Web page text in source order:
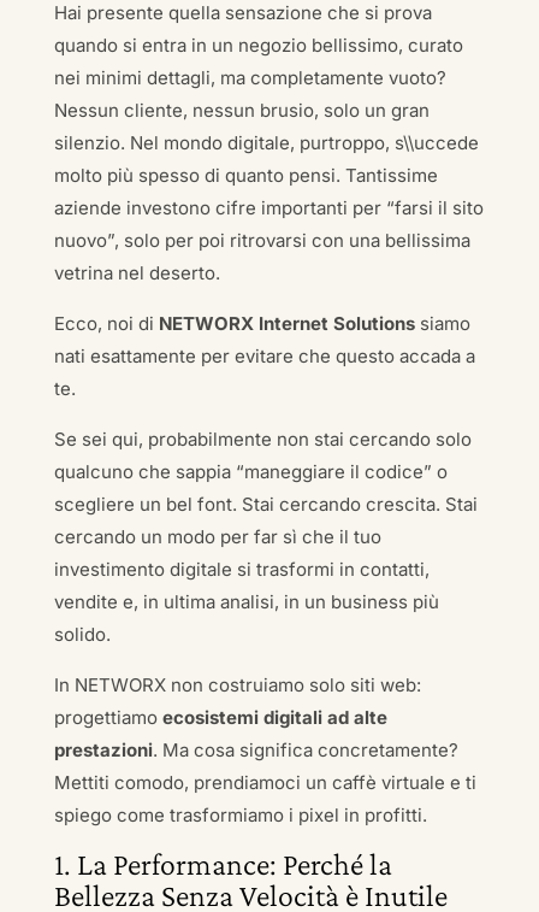
Hai presente quella sensazione che si prova
quando si entra in un negozio bellissimo, curato
nei minimi dettagli, ma completamente vuoto?
Nessun cliente, nessun brusio, solo un gran
silenzio. Nel mondo digitale, purtroppo, s\\uccede
molto più spesso di quanto pensi. Tantissime
aziende investono cifre importanti per “farsi il sito
nuovo”, solo per poi ritrovarsi con una bellissima
vetrina nel deserto.
Ecco, noi di NETWORX Internet Solutionssiamo
nati esattamente per evitare che questo accada a
te.
Se sei qui, probabilmente non stai cercando solo
qualcuno che sappia “maneggiare il codice” o
scegliere un bel font. Stai cercando crescita. Stai
cercando un modo per far sì che il tuo
investimento digitale si trasformi in contatti,
vendite e, in ultima analisi, in un business più
solido.
In NETWORX non costruiamo solo siti web:
progettiamo ecosistemi digitali ad alte
prestazioni. Ma cosa significa concretamente?
Mettiti comodo, prendiamoci un caffè virtuale e ti
spiego come trasformiamo i pixel in profitti.
1. La Performance: Perché la
Bellezza Senza Velocità è Inutile